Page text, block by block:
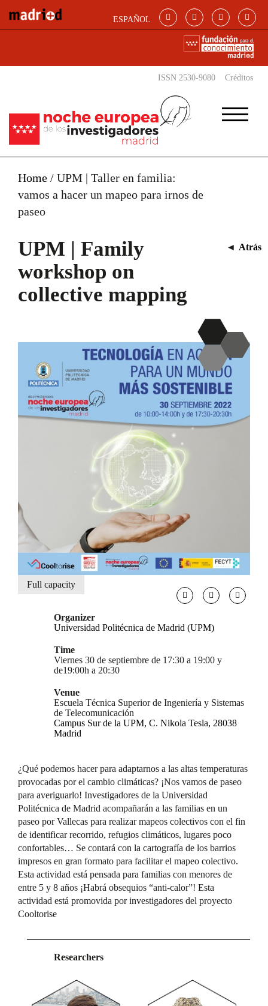
ESPAÑOL
ISSN 2530-9080 Créditos
Home / UPM | Taller en familia:
vamos a hacer un mapeo para irnos de
paseo
UPM | Family
workshop on
collective mapping
◄ Atrás
Full capacity
Organizer
Universidad Politécnica de Madrid (UPM)
Time
Viernes 30 de septiembre de 17:30 a 19:00 y
de19:00h a 20:30
Venue
Escuela Técnica Superior de Ingeniería y Sistemas
de Telecomunicación
Campus Sur de la UPM, C. Nikola Tesla, 28038
Madrid
¿Qué podemos hacer para adaptarnos a las altas temperaturas
provocadas por el cambio climáticas? ¡Nos vamos de paseo
para averiguarlo! Investigadores de la Universidad
Politécnica de Madrid acompañarán a las familias en un
paseo por Vallecas para realizar mapeos colectivos con el fin
de identificar recorrido, refugios climáticos, lugares poco
confortables… Se contará con la cartografía de los barrios
impresos en gran formato para facilitar el mapeo colectivo.
Esta actividad está pensada para familias con menores de
entre 5 y 8 años ¡Habrá obsequios “anti-calor”! Esta
actividad está promovida por investigadores del proyecto
Cooltorise
Researchers